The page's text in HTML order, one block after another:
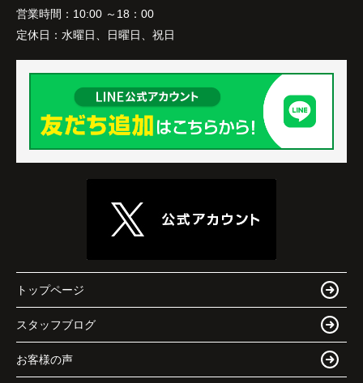
営業時間： 10:00 ～18：00
定休日： 水曜日、日曜日、祝日
トップページ
スタッフブログ
お客様の声